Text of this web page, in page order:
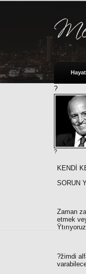
?
?
KENDİ
SORUN
Zaman
etmek
?žimdi